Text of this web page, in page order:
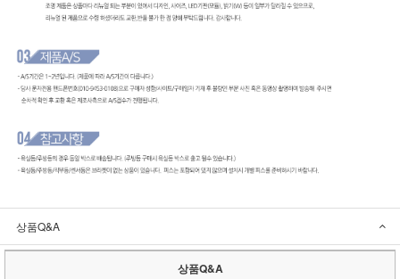
상품Q&A
상품Q&A